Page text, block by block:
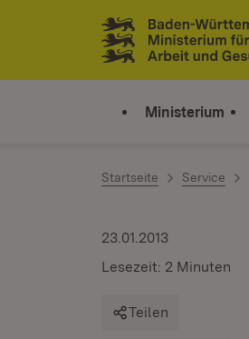
Zum Inhalt springen
Link zur Startseite
Ministerium
Startseite Service
23.01.2013
Lesezeit: 2 Minuten
Teilen